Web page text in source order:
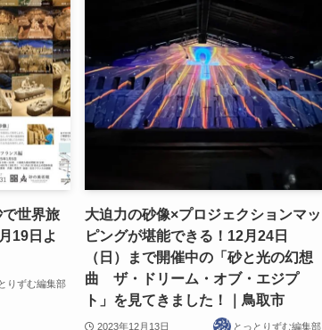
で世界旅
19日よ
りずむ編集部
大迫力の砂像×プロジェクションマッ
ピングが堪能できる！12月24日
（日）まで開催中の「砂と光の幻想
曲 ザ・ドリーム・オブ・エジプ
ト」を見てきました！｜鳥取市
2023年12月13日 とっとりずむ編集部